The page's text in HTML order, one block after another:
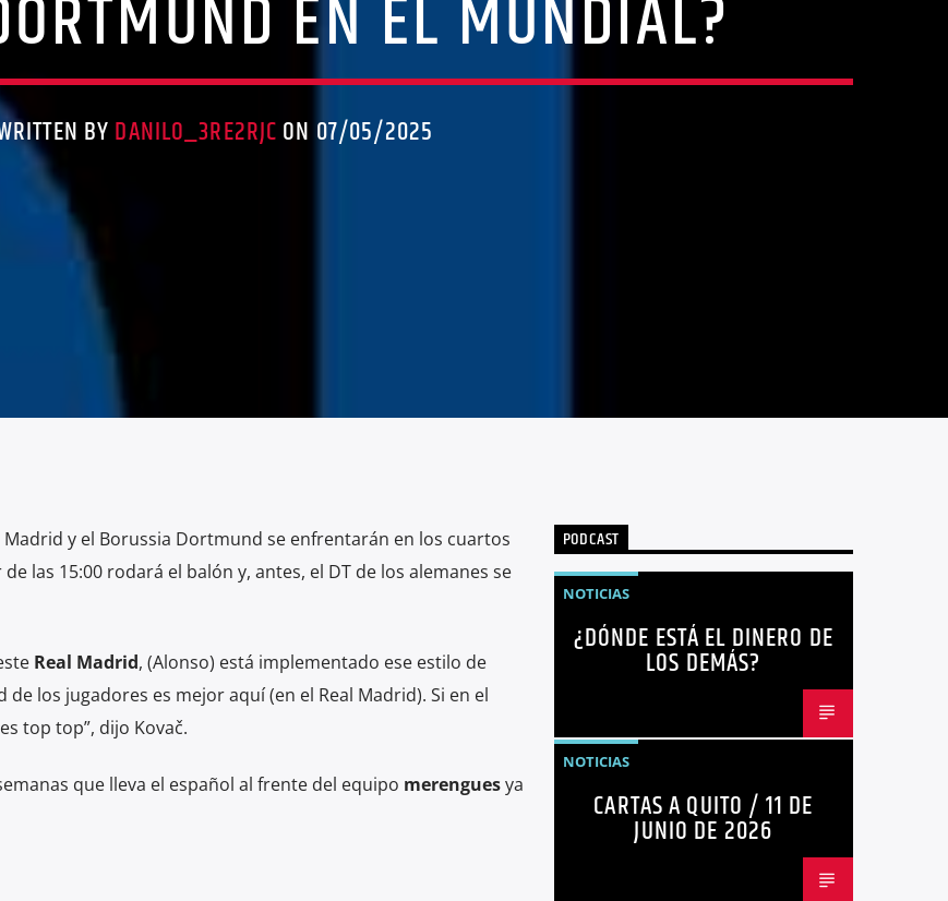
EN EL MUNDIAL?
BYDANILO_3RE2RJC ON 07/05/2025
Madrid y el Borussia Dortmund se enfrentarán en los cuartos
las 15:00 rodará el balón y, antes, el DT de los alemanes se
Real Madrid, (Alonso) está implementado ese estilo de
los jugadores es mejor aquí (en el Real Madrid). Si en el
es top top”, dijo Kovač.
que lleva el español al frente del equipo merenguesya
PODCAST
NOTICIAS
¿DÓNDE ESTÁ EL DINERO DE
LOS DEMÁS?
NOTICIAS
CARTAS A QUITO / 11 DE
JUNIO DE 2026